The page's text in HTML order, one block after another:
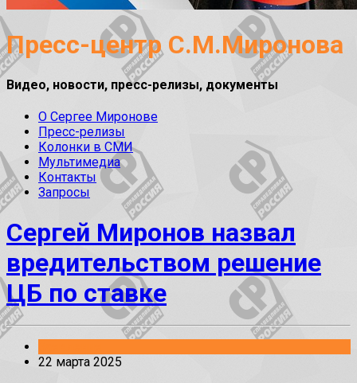
Пресс-центр С.М.Миронова
Видео, новости, пресс-релизы, документы
О Сергее Миронове
Пресс-релизы
Колонки в СМИ
Мультимедиа
Контакты
Запросы
Сергей Миронов назвал
вредительством решение
ЦБ по ставке
22 марта 2025